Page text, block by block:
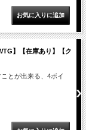
】【在庫あり】【ク
とが出来る、4ボイ